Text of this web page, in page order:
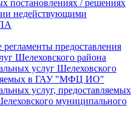
постановлениях / решениях
недействующими
предоставления
Шелеховского района
услуг Шелеховского
в ГАУ "МФЦ ИО"
услуг, предоставляемых
муниципального